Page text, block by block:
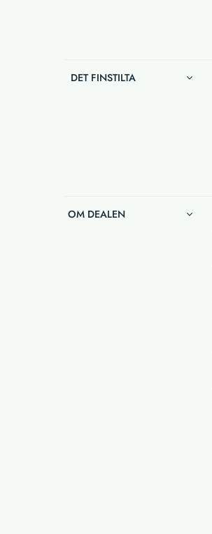
DET FINSTILTA
OM DEALEN